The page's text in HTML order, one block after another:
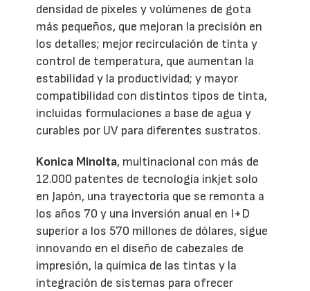
densidad de píxeles y volúmenes de gota
más pequeños, que mejoran la precisión en
los detalles; mejor recirculación de tinta y
control de temperatura, que aumentan la
estabilidad y la productividad; y mayor
compatibilidad con distintos tipos de tinta,
incluidas formulaciones a base de agua y
curables por UV para diferentes sustratos.
Konica Minolta, multinacional con más de
12.000 patentes de tecnología inkjet solo
en Japón, una trayectoria que se remonta a
los años 70 y una inversión anual en I+D
superior a los 570 millones de dólares, sigue
innovando en el diseño de cabezales de
impresión, la química de las tintas y la
integración de sistemas para ofrecer